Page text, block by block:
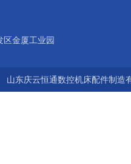
区金厦工业园
山东庆云恒通数控机床配件制